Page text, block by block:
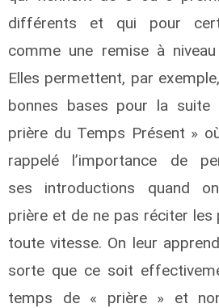
différents et qui pour
comme une remise à niveau
Elles permettent, par
bonnes bases pour la suite
prière du Temps Présent »
rappelé l’importance de
ses introductions quand
prière et de ne pas réciter les
toute vitesse. On leur
sorte que ce soit
temps de « prière » et